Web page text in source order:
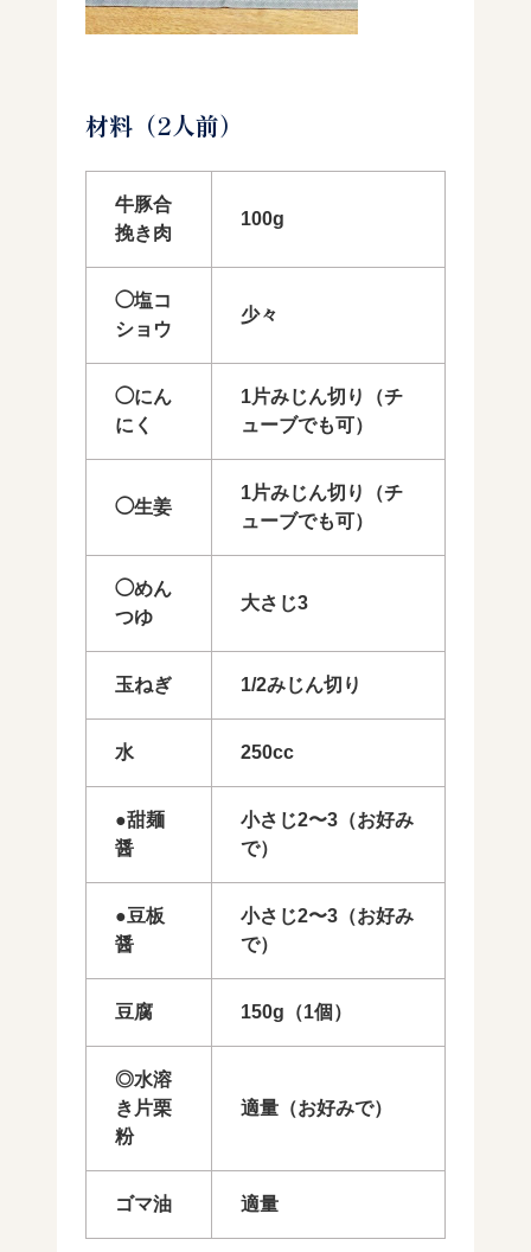
材料（2人前）
牛豚合
挽き肉
100g
◯塩コ
ショウ
少々
◯にん
にく
1片みじん切り（チ
ューブでも可）
◯生姜
1片みじん切り（チ
ューブでも可）
◯めん
つゆ
大さじ3
玉ねぎ 1/2みじん切り
水 250cc
●甜麺
醤
小さじ2〜3（お好み
で）
●豆板
醤
小さじ2〜3（お好み
で）
豆腐 150g（1個）
◎水溶
き片栗
粉
適量（お好みで）
ゴマ油 適量